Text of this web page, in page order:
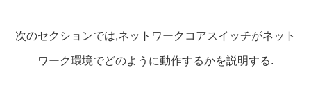
次のセクションでは,ネットワークコアスイッチがネット
ワーク環境でどのように動作するかを説明する.